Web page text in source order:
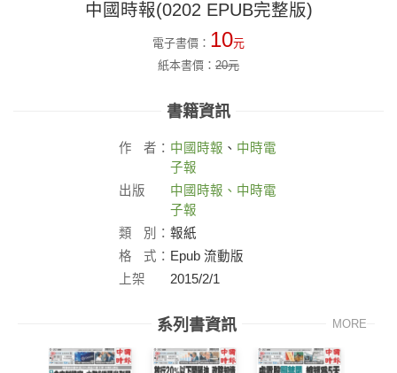
中國時報(0202 EPUB完整版)
電子書價： 10元
紙本書價： 20元
書籍資訊
作 者： 中國時報 、 中時電
子報
出版
中國時報、中時電
子報
類
別： 報紙
格
式： Epub 流動版
上架
2015/2/1
系列書資訊 MORE